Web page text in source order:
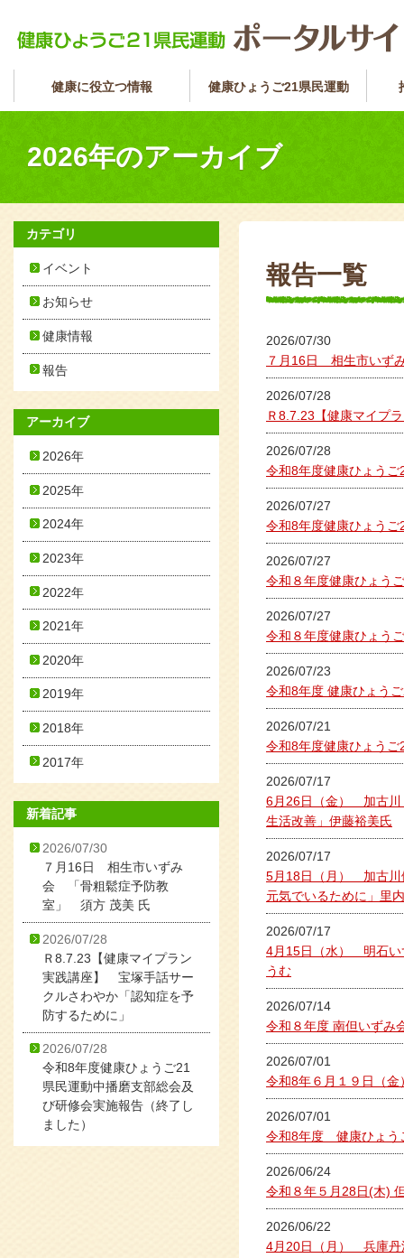
健康に役立つ情報 健康ひょうご21県民運動
2026年のアーカイブ
報告一覧
2026/07/30
７月16日 相生市いず
2026/07/28
Ｒ8.7.23【健康マイプ
2026/07/28
令和8年度健康ひょう
2026/07/27
令和8年度健康ひょう
2026/07/27
令和８年度健康ひょう
2026/07/27
令和８年度健康ひょう
2026/07/23
令和8年度 健康ひょう
2026/07/21
令和8年度健康ひょう
2026/07/17
6月26日（金） 加古川
生活改善」伊藤裕美氏
2026/07/17
5月18日（月） 加古川
元気でいるために」里
2026/07/17
4月15日（水） 明石い
うむ
2026/07/14
令和８年度 南但いずみ
2026/07/01
令和8年６月１９日（
2026/07/01
令和8年度 健康ひょう
2026/06/24
令和８年５月28日(木)
2026/06/22
4月20日（月） 兵庫丹
カテゴリ
イベント
お知らせ
健康情報
報告
アーカイブ
2026年
2025年
2024年
2023年
2022年
2021年
2020年
2019年
2018年
2017年
新着記事
2026/07/30
７月16日 相生市いずみ
会 「骨粗鬆症予防教
室」 須方 茂美 氏
2026/07/28
Ｒ8.7.23【健康マイプラン
実践講座】 宝塚手話サー
クルさわやか「認知症を予
防するために」
2026/07/28
令和8年度健康ひょうご21
県民運動中播磨支部総会及
び研修会実施報告（終了し
ました）